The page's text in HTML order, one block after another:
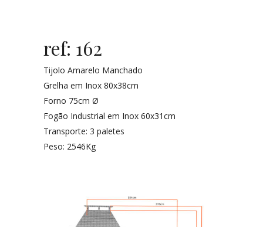
ref: 162
Tijolo Amarelo Manchado
Grelha em Inox 80x38cm
Forno 75cm Ø
Fogão Industrial em Inox 60x31cm
Transporte: 3 paletes
Peso: 2546Kg